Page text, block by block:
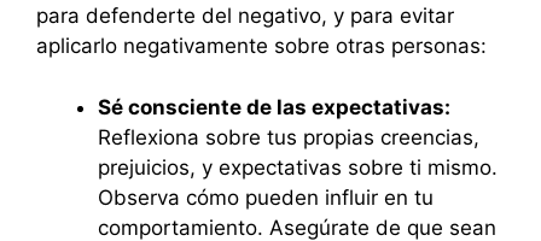
para defenderte del negativo, y para evitar
aplicarlo negativamente sobre otras personas:
Sé consciente de las expectativas:
Reflexiona sobre tus propias creencias,
prejuicios, y expectativas sobre ti mismo.
Observa cómo pueden influir en tu
comportamiento. Asegúrate de que sean